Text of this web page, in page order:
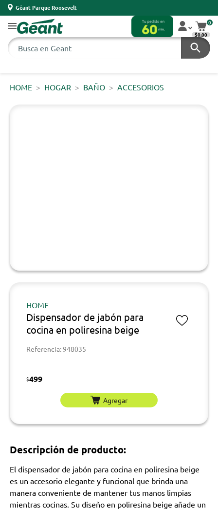
Géant Parque Roosevelt
0
$0,00
HOME HOGAR BAÑO ACCESORIOS
HOME
Dispensador de jabón para
cocina en poliresina beige
Referencia: 948035
$499
Agregar
Descripción de producto:
El dispensador de jabón para cocina en poliresina beige
es un accesorio elegante y funcional que brinda una
manera conveniente de mantener tus manos limpias
mientras cocinas. Su diseño en poliresina beige añade un